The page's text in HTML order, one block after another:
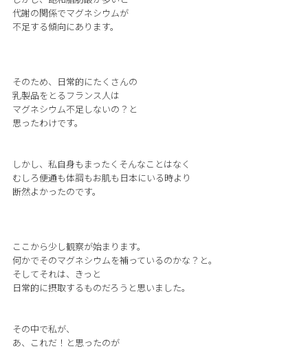
代謝の関係でマグネシウムが
不足する傾向にあります。
そのため、日常的にたくさんの
乳製品をとるフランス人は
マグネシウム不足しないの？と
思ったわけです。
しかし、私自身もまったくそんなことはなく
むしろ便通も体調もお肌も日本にいる時より
断然よかったのです。
ここから少し観察が始まります。
何かでそのマグネシウムを補っているのかな？と。
そしてそれは、きっと
日常的に摂取するものだろうと思いました。
その中で私が、
あ、これだ！と思ったのが